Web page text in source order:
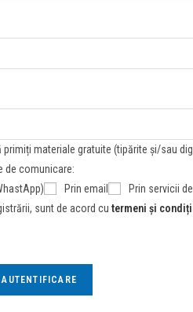
materiale gratuite (tipărite și/sau
de comunicare:
Prin email Prin servicii
sunt de acord cu termeni și